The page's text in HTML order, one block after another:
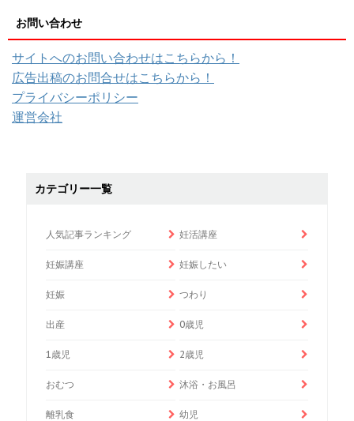
お問い合わせ
サイトへのお問い合わせはこちらから！
広告出稿のお問合せはこちらから！
プライバシーポリシー
運営会社
カテゴリー一覧
人気記事ランキング 妊活講座
妊娠講座 妊娠したい
妊娠 つわり
出産 0歳児
1歳児 2歳児
おむつ 沐浴・お風呂
離乳食 幼児